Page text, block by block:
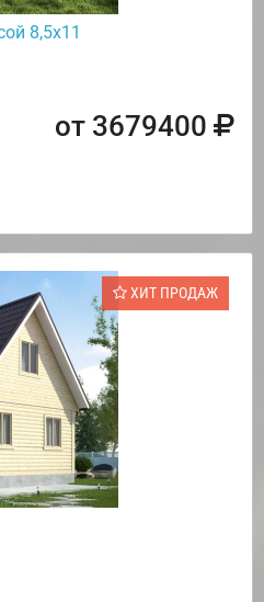
8,5х11
от 3679400
ХИТ ПРОДАЖ